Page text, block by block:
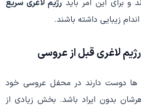
و برای این امر باید رژیم لاغری سریع
زیبایی داشته باشند.
لاغری قبل از عروسی
ها دوست دارند در محفل عروسی خود
بدون ایراد باشد. بخش زیادی از